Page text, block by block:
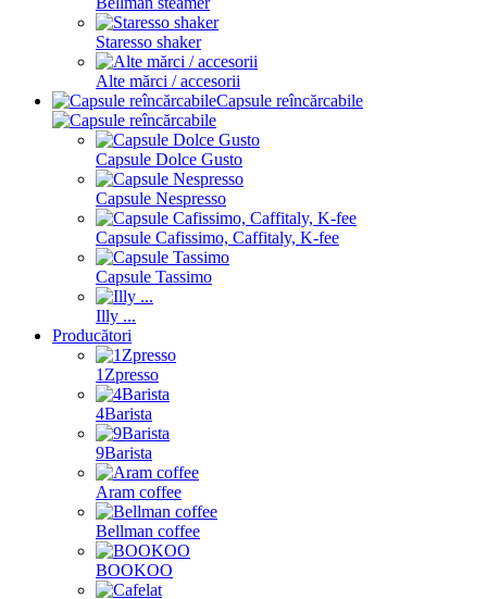
Staresso shaker
Alte mărci / accesorii
Capsule reîncărcabile
Capsule Dolce Gusto
Capsule Nespresso
Capsule Cafissimo, Caffitaly, K-fee
Capsule Tassimo
Illy ...
Producători
1Zpresso
4Barista
9Barista
Aram coffee
Bellman coffee
BOOKOO